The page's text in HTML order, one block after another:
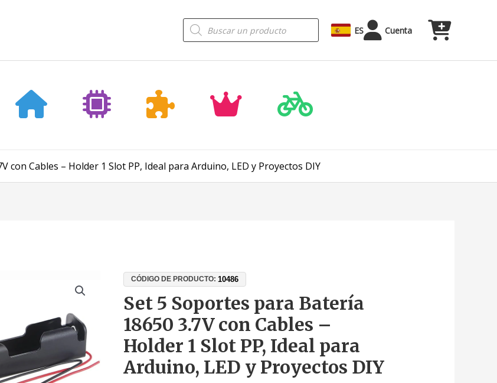
Búsqueda
de
productos
ES Cuenta
con Cables – Holder 1 Slot PP, Ideal para Arduino, LED y Proyectos DIY
CÓDIGO DE PRODUCTO:10486
Set 5 Soportes para Batería
18650 3.7V con Cables –
Holder 1 Slot PP, Ideal para
Arduino, LED y Proyectos DIY
Set
Soportes
para
Batería
18650
3.7V